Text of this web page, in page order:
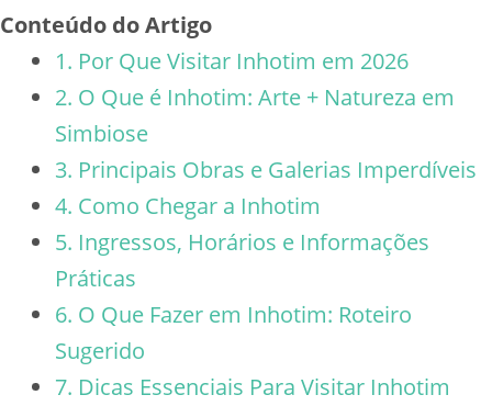
Conteúdo do Artigo
1. Por Que Visitar Inhotim em 2026
2. O Que é Inhotim: Arte + Natureza em
Simbiose
3. Principais Obras e Galerias Imperdíveis
4. Como Chegar a Inhotim
5. Ingressos, Horários e Informações
Práticas
6. O Que Fazer em Inhotim: Roteiro
Sugerido
7. Dicas Essenciais Para Visitar Inhotim